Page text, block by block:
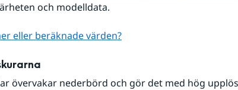
och modelldata.
eller beräknade värden?
övervakar nederbörd och gör det med hög